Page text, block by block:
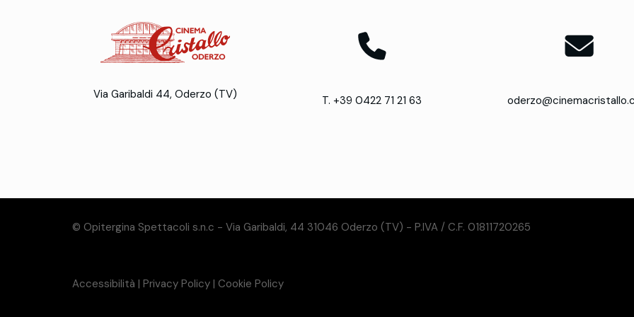
Via Garibaldi 44, Oderzo (TV) T. +39 0422 71 21 63
© Opitergina Spettacoli s.n.c - Via Garibaldi, 44 31046 Oderzo (TV) - P.IVA / C.F. 01811720265
Accessibilità | Privacy Policy | Cookie Policy